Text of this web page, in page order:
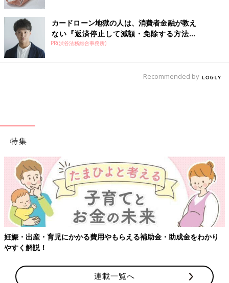
カードローン地獄の人は、消費者金融が教え
ない『返済停止して減額・免除する方法』
で...
PR(渋谷法務総合事務所)
Recommended by
特集
妊娠・出産・育児にかかる費用やもらえる補助金・助成金をわかり
やすく解説！
連載一覧へ